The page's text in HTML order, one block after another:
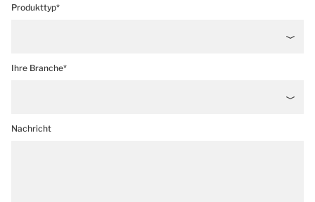
Produkttyp*
Ihre Branche*
Nachricht